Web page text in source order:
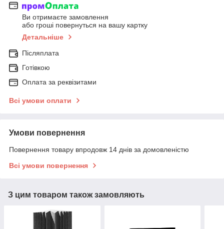
Ви отримаєте замовлення
або гроші повернуться на вашу картку
Детальніше
Післяплата
Готівкою
Оплата за реквізитами
Всі умови оплати
Умови повернення
Повернення товару впродовж 14 днів за домовленістю
Всі умови повернення
З цим товаром також замовляють